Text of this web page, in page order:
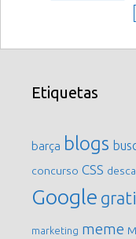
Etiquetas
barça blogs
concurso CSS
Google
marketing meme